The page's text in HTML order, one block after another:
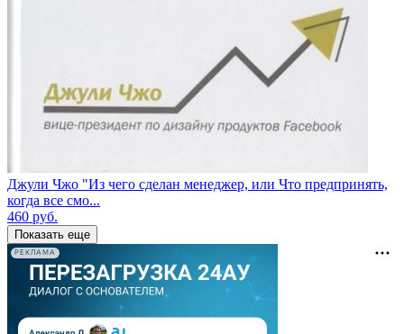
Джули Чжо "Из чего сделан менеджер, или Что предпринять,
когда все смо...
460 руб.
Показать еще
РЕКЛАМА